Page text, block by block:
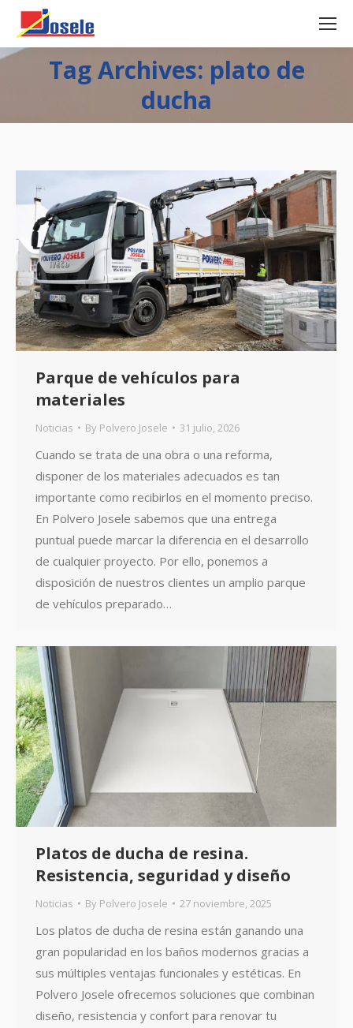
Tag Archives: plato de
ducha
Parque de vehículos para
materiales
Noticias By Polvero Josele 31 julio, 2026
Cuando se trata de una obra o una reforma,
disponer de los materiales adecuados es tan
importante como recibirlos en el momento preciso.
En Polvero Josele sabemos que una entrega
puntual puede marcar la diferencia en el desarrollo
de cualquier proyecto. Por ello, ponemos a
disposición de nuestros clientes un amplio parque
de vehículos preparado…
Platos de ducha de resina.
Resistencia, seguridad y diseño
Noticias By Polvero Josele 27 noviembre, 2025
Los platos de ducha de resina están ganando una
gran popularidad en los baños modernos gracias a
sus múltiples ventajas funcionales y estéticas. En
Polvero Josele ofrecemos soluciones que combinan
diseño, resistencia y confort para renovar tu